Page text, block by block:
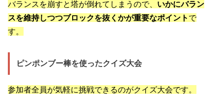
バランスを崩すと塔が倒れてしまうので、 いかにバラン
スを維持しつつブロックを抜くかが重要なポイント で
す。
ピンポンブー棒を使ったクイズ大会
参加者全員が気軽に挑戦できるのがクイズ大会です。